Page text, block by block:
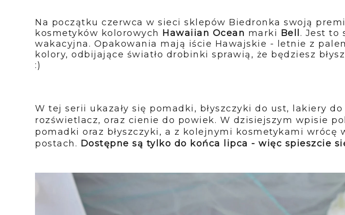
Na początku czerwca w sieci sklepów Biedronka swoją
kosmetyków kolorowych Hawaiian Ocean marki Bell . Jest to
wakacyjna. Opakowania mają iście Hawajskie - letnie z
kolory, odbijające światło drobinki sprawią, że będziesz
:)
W tej serii ukazały się pomadki, błyszczyki do ust, lakiery
rozświetlacz, oraz cienie do powiek. W dzisiejszym wpisie
pomadki oraz błyszczyki, a z kolejnymi kosmetykami wrócę
postach. Dostępne są tylko do końca lipca - więc spieszcie